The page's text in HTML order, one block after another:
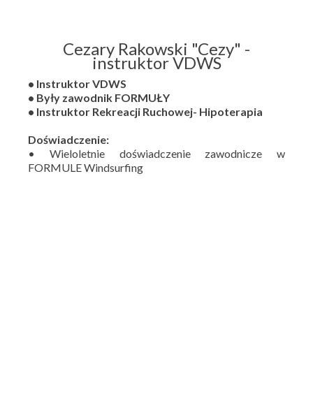
Cezary Rakowski "Cezy" -
instruktor VDWS
• Instruktor VDWS
• Były zawodnik FORMUŁY
• Instruktor Rekreacji Ruchowej- Hipoterapia
Doświadczenie:
• Wieloletnie doświadczenie zawodnicze w
FORMULE Windsurfing